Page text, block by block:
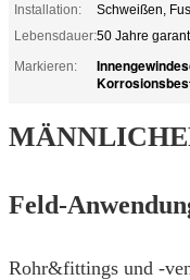
Installation:
Schweißen,
Lebensdauer:50 Jahre
Markieren:
Feld-
Rohr&fittings und -